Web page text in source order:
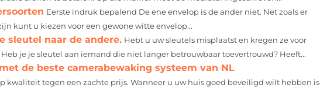
Eerste indruk bepalend De ene envelop is de ander niet. Net zoals er
kunt u kiezen voor een gewone witte envelop...
sleutel naar de andere. Hebt u uw sleutels misplaatst en kregen ze voor
je je sleutel aan iemand die niet langer betrouwbaar toevertrouwd? Heeft...
de beste camerabewaking systeem van NL
kwaliteit tegen een zachte prijs. Wanneer u uw huis goed beveiligd wilt hebben is